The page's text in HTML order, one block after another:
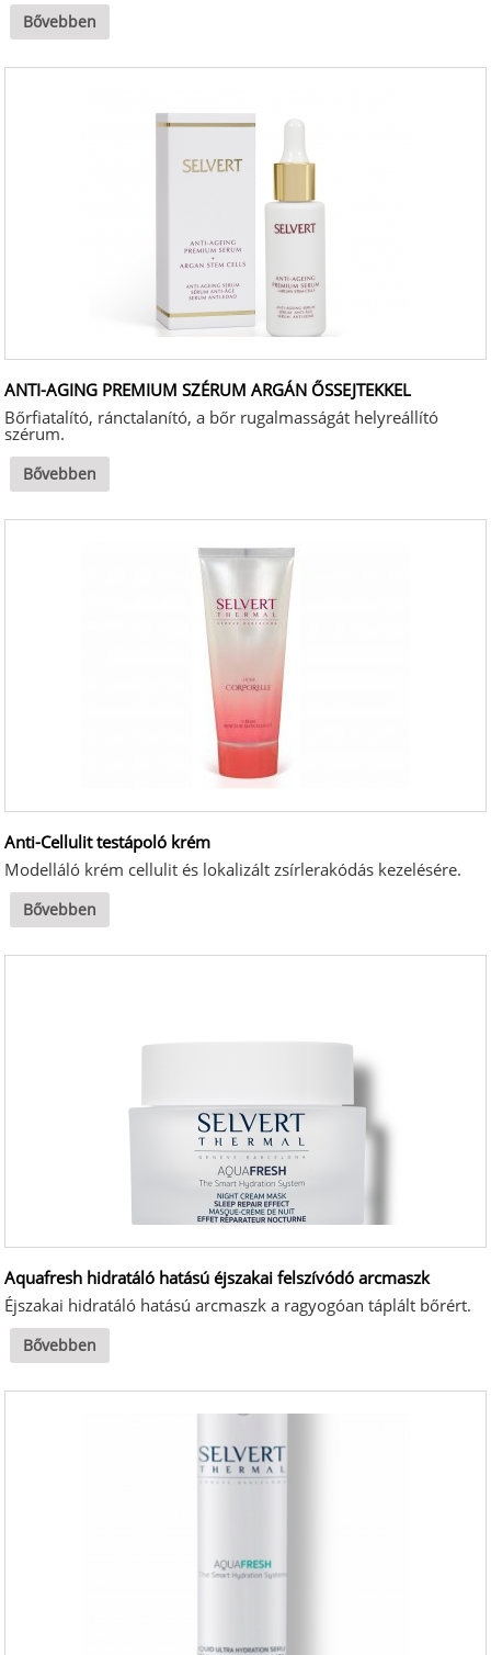
Bővebben
ANTI-AGING PREMIUM SZÉRUM ARGÁN ŐSSEJTEKKEL
Bőrfiatalító, ránctalanító, a bőr rugalmasságát helyreállító
szérum.
Bővebben
Anti-Cellulit testápoló krém
Modelláló krém cellulit és lokalizált zsírlerakódás kezelésére.
Bővebben
Aquafresh hidratáló hatású éjszakai felszívódó arcmaszk
Éjszakai hidratáló hatású arcmaszk a ragyogóan táplált bőrért.
Bővebben